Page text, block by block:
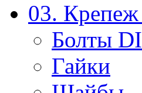
03. Крепеж
Болты
Гайки